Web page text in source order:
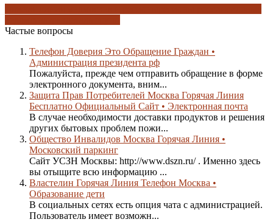
Частые вопросы
Телефон Доверия Это Обращение Граждан •
Администрация президента рф
Пожалуйста, прежде чем отправить обращение в форме
электронного документа, вним...
Защита Прав Потребителей Москва Горячая Линия
Бесплатно Официальный Сайт • Электронная почта
В случае необходимости доставки продуктов и решения
других бытовых проблем пожи...
Общество Инвалидов Москва Горячая Линия •
Московский паркинг
Сайт УСЗН Москвы: http://www.dszn.ru/ . Именно здесь
вы отыщите всю информацию ...
Властелин Горячая Линия Телефон Москва •
Образование дети
В социальных сетях есть опция чата с администрацией.
Пользователь имеет возможн...